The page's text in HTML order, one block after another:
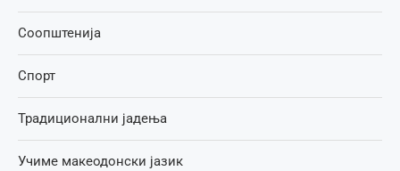
Соопштенија
Спорт
Традиционални јадења
Учиме макеодонски јазик